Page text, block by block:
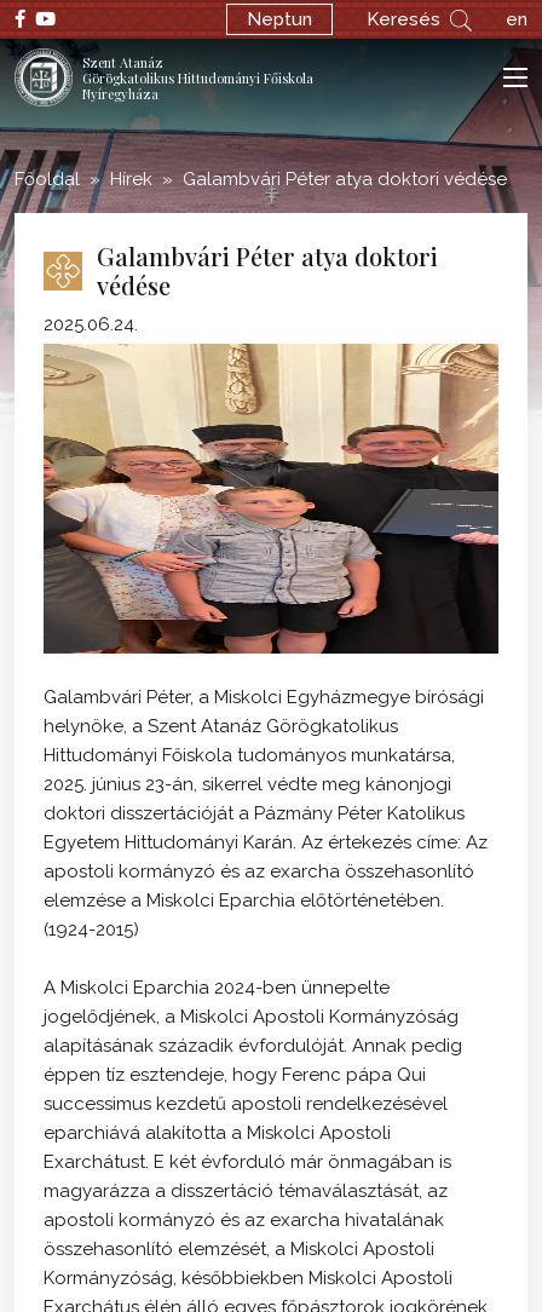
; Neptun Keresés en
Szent Atanáz
Görögkatolikus Hittudományi Főiskola
Nyíregyháza
Főoldal Hírek Galambvári Péter atya doktori védése
Galambvári Péter atya doktori
védése
2025.06.24.
Galambvári Péter, a Miskolci Egyházmegye bírósági
helynöke, a Szent Atanáz Görögkatolikus
Hittudományi Főiskola tudományos munkatársa,
2025. június 23-án, sikerrel védte meg kánonjogi
doktori disszertációját a Pázmány Péter Katolikus
Egyetem Hittudományi Karán. Az értekezés címe: Az
apostoli kormányzó és az exarcha összehasonlító
elemzése a Miskolci Eparchia előtörténetében.
(1924-2015)
A Miskolci Eparchia 2024-ben ünnepelte
jogelődjének, a Miskolci Apostoli Kormányzóság
alapításának századik évfordulóját. Annak pedig
éppen tíz esztendeje, hogy Ferenc pápa Qui
successimus kezdetű apostoli rendelkezésével
eparchiává alakította a Miskolci Apostoli
Exarchátust. E két évforduló már önmagában is
magyarázza a disszertáció témaválasztását, az
apostoli kormányzó és az exarcha hivatalának
összehasonlító elemzését, a Miskolci Apostoli
Kormányzóság, későbbiekben Miskolci Apostoli
Exarchátus élén álló egyes főpásztorok jogkörének